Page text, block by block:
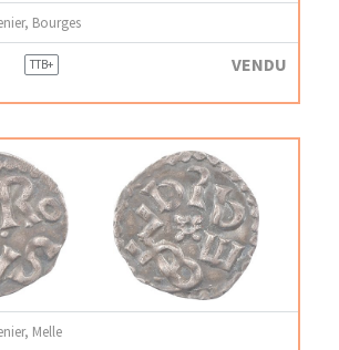
Bourges
TTB+ VENDU
Melle